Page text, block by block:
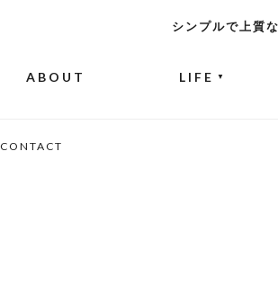
シンプルで上質
ABOUT LIFE ▼
CONTACT